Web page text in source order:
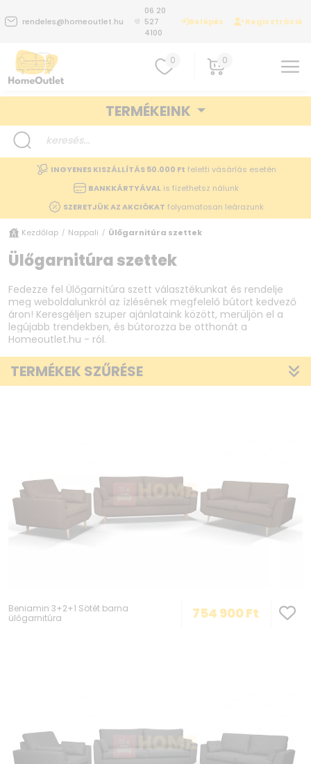
rendeles@homeoutlet.hu
06 20
527
4100
Belépés Regisztráció
0 0
TERMÉKEINK
INGYENES KISZÁLLÍTÁS 50.000 Ft feletti vásárlás esetén
BANKKÁRTYÁVALis fizethetsz nálunk
SZERETJÜK AZ AKCIÓKAT folyamatosan leárazunk
Kezdőlap / Nappali / Ülőgarnitúra szettek
Ülőgarnitúra szettek
Fedezze fel Ülőgarnitúra szett választékunkat és rendelje
meg weboldalunkról az ízlésének megfelelő bútort kedvező
áron! Keresgéljen szuper ajánlataink között, merüljön el a
legújabb trendekben, és bútorozza be otthonát a
Homeoutlet.hu - ról.
TERMÉKEK SZŰRÉSE
Beniamin 3+2+1 Sötét barna
ülőgarnitúra
754 900Ft